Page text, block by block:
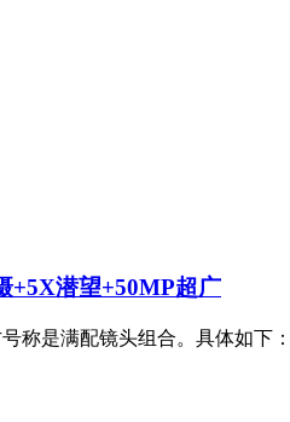
+5X潜望+50MP超广
称是满配镜头组合。具体如下